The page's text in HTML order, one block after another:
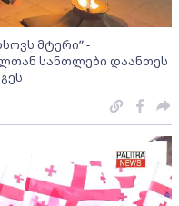
მტერი” -
სანთლები დაანთეს